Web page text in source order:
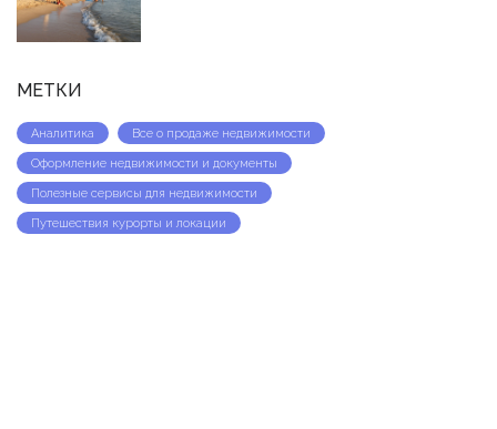
МЕТКИ
Аналитика
Все о продаже недвижимости
Оформление недвижимости и документы
Полезные сервисы для недвижимости
Путешествия курорты и локации